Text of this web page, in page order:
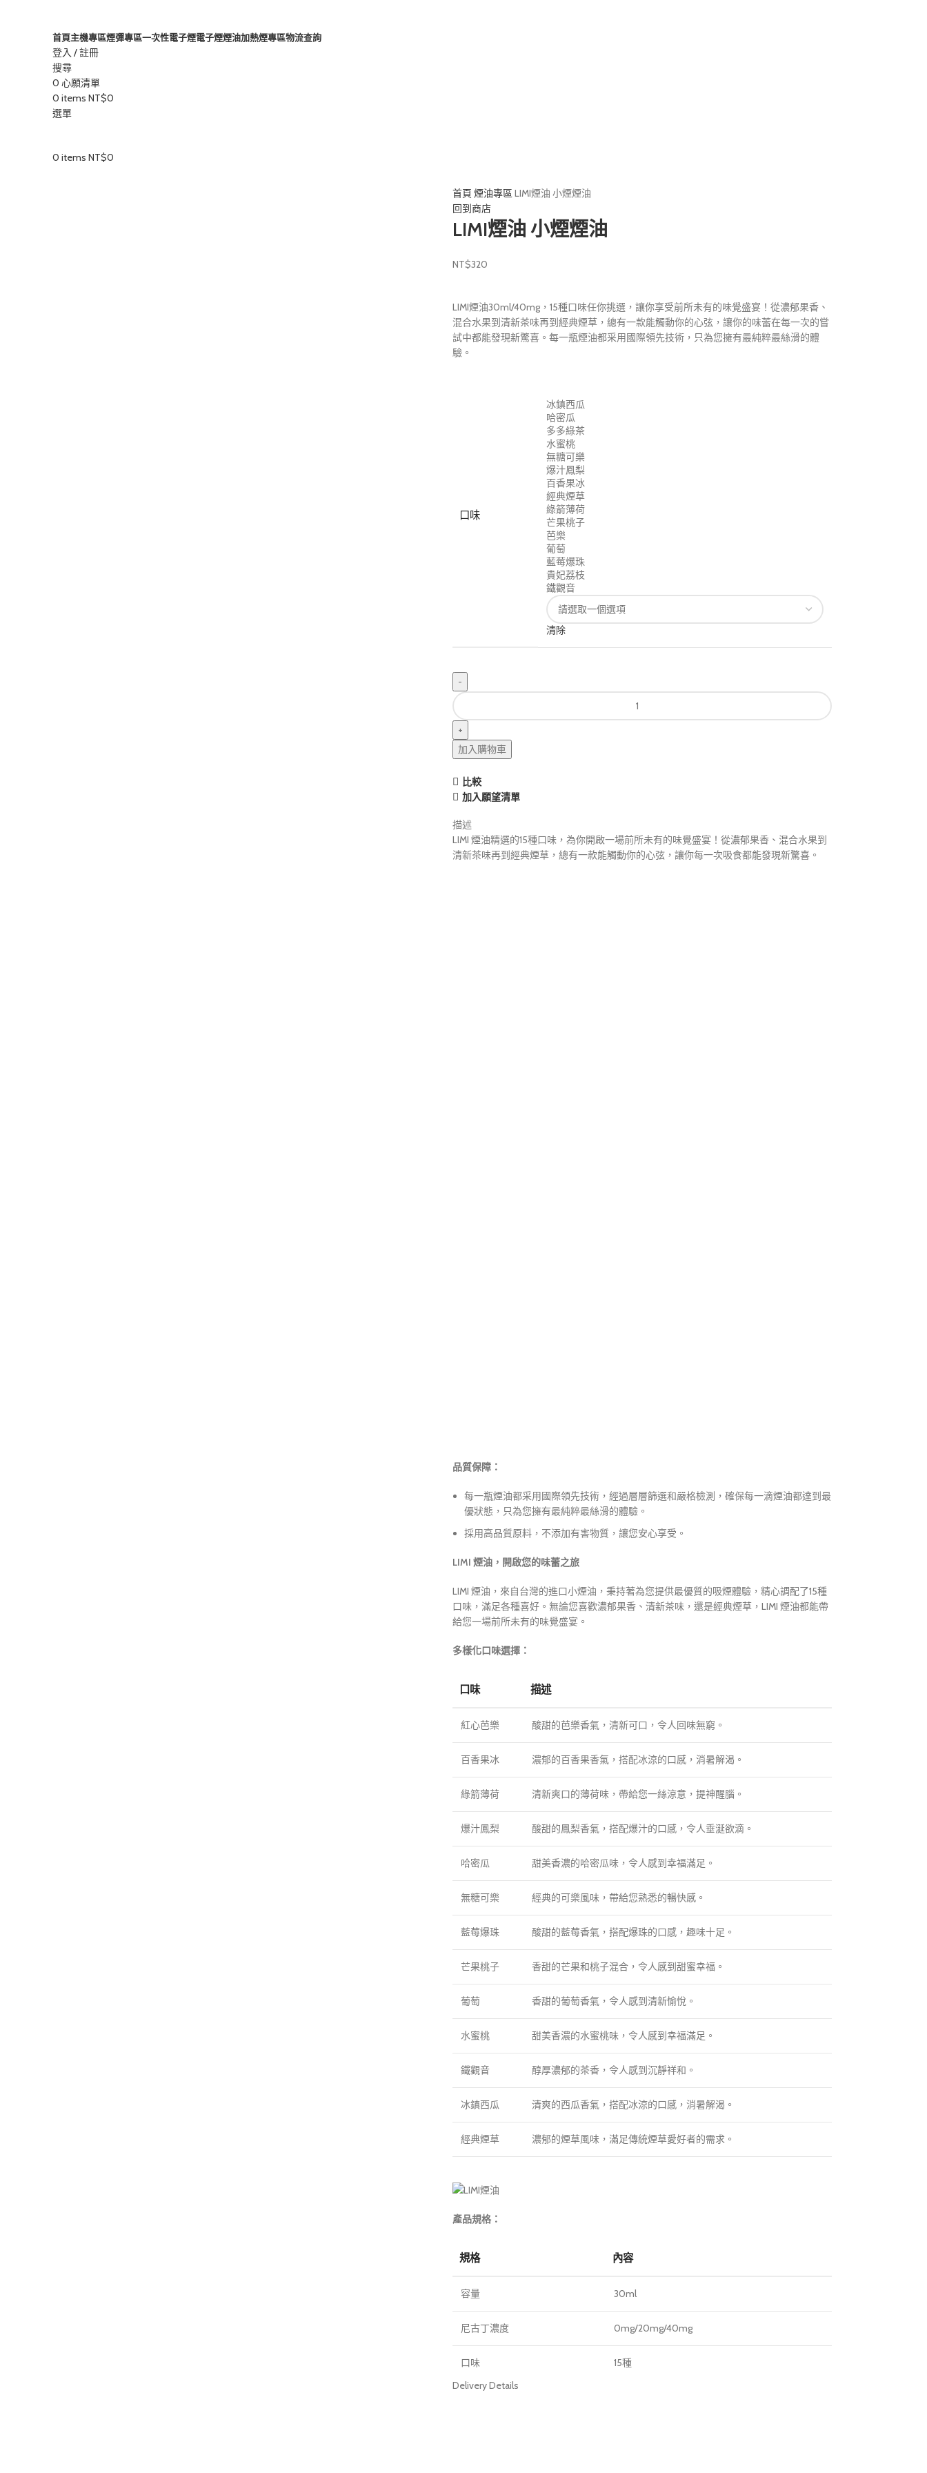
首頁主機專區煙彈專區一次性電子煙電子煙煙油加熱煙專區物流查詢
登入 / 註冊
搜尋
0 心願清單
0 items NT$0
選單
0 items NT$0
首頁 煙油專區 LIMI煙油 小煙煙油
回到商店
LIMI煙油 小煙煙油
NT$320
LIMI煙油30ml/40mg，15種口味任你挑選，讓你享受前所未有的味覺盛宴！從濃郁果香、
混合水果到清新茶味再到經典煙草，總有一款能觸動你的心弦，讓你的味蕾在每一次的嘗
試中都能發現新驚喜。每一瓶煙油都采用國際領先技術，只為您擁有最純粹最絲滑的體
驗。
口味
冰鎮西瓜
哈密瓜
多多綠茶
水蜜桃
無糖可樂
爆汁鳳梨
百香果冰
經典煙草
綠箭薄荷
芒果桃子
芭樂
葡萄
藍莓爆珠
貴妃荔枝
鐵觀音
清除
加入購物車
比較
加入願望清單
描述
LIMI 煙油精選的15種口味，為你開啟一場前所未有的味覺盛宴！從濃郁果香、混合水果到
清新茶味再到經典煙草，總有一款能觸動你的心弦，讓你每一次吸食都能發現新驚喜。
品質保障：
每一瓶煙油都采用國際領先技術，經過層層篩選和嚴格檢測，確保每一滴煙油都達到最
優狀態，只為您擁有最純粹最絲滑的體驗。
採用高品質原料，不添加有害物質，讓您安心享受。
LIMI 煙油，開啟您的味蕾之旅
LIMI 煙油，來自台灣的進口小煙油，秉持著為您提供最優質的吸煙體驗，精心調配了15種
口味，滿足各種喜好。無論您喜歡濃郁果香、清新茶味，還是經典煙草，LIMI 煙油都能帶
給您一場前所未有的味覺盛宴。
多樣化口味選擇：
口味 描述
紅心芭樂 酸甜的芭樂香氣，清新可口，令人回味無窮。
百香果冰 濃郁的百香果香氣，搭配冰涼的口感，消暑解渴。
綠箭薄荷 清新爽口的薄荷味，帶給您一絲涼意，提神醒腦。
爆汁鳳梨 酸甜的鳳梨香氣，搭配爆汁的口感，令人垂涎欲滴。
哈密瓜 甜美香濃的哈密瓜味，令人感到幸福滿足。
無糖可樂 經典的可樂風味，帶給您熟悉的暢快感。
藍莓爆珠 酸甜的藍莓香氣，搭配爆珠的口感，趣味十足。
芒果桃子 香甜的芒果和桃子混合，令人感到甜蜜幸福。
葡萄 香甜的葡萄香氣，令人感到清新愉悅。
水蜜桃 甜美香濃的水蜜桃味，令人感到幸福滿足。
鐵觀音 醇厚濃郁的茶香，令人感到沉靜祥和。
冰鎮西瓜 清爽的西瓜香氣，搭配冰涼的口感，消暑解渴。
經典煙草 濃郁的煙草風味，滿足傳統煙草愛好者的需求。
產品規格：
規格 內容
容量 30ml
尼古丁濃度 0mg/20mg/40mg
口味 15種
Delivery Details